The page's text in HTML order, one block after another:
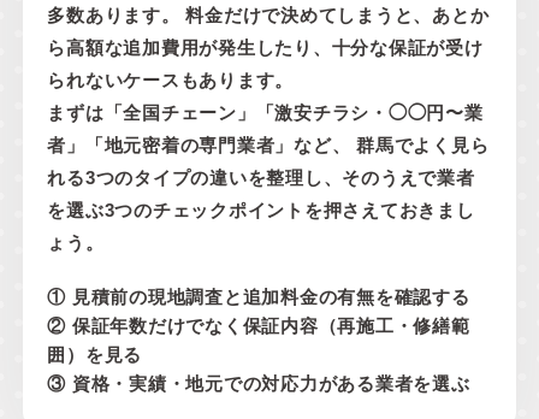
多数あります。 料金だけで決めてしまうと、あとか
ら高額な追加費用が発生したり、十分な保証が受け
られないケースもあります。
まずは「全国チェーン」「激安チラシ・◯◯円〜業
者」「地元密着の専門業者」など、 群馬でよく見ら
れる3つのタイプの違いを整理し、そのうえで業者
を選ぶ3つのチェックポイントを押さえておきまし
ょう。
① 見積前の現地調査と追加料金の有無を確認する
② 保証年数だけでなく保証内容（再施工・修繕範
囲）を見る
③ 資格・実績・地元での対応力がある業者を選ぶ